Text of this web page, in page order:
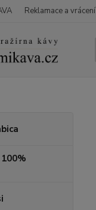
Reklamace a vrácení